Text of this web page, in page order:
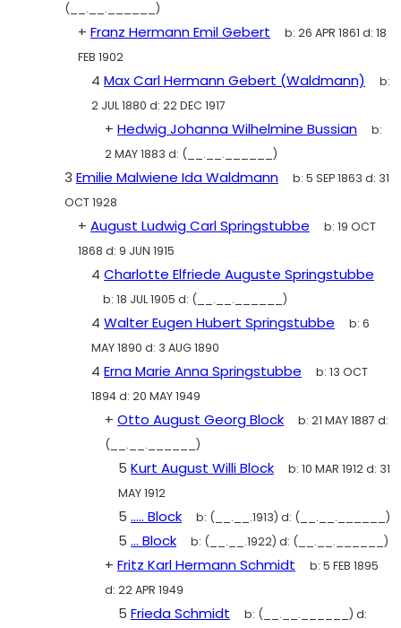
(__.__.______)
+ Franz Hermann Emil Gebert b: 26 APR 1861 d: 18
FEB 1902
4 Max Carl Hermann Gebert (Waldmann)
b:
2 JUL 1880 d: 22 DEC 1917
+ Hedwig Johanna Wilhelmine Bussian
b:
2 MAY 1883 d: (__.__.______)
3 Emilie Malwiene Ida Waldmann b: 5 SEP 1863 d: 31
OCT 1928
+ August Ludwig Carl Springstubbe b: 19 OCT
1868 d: 9 JUN 1915
4 Charlotte Elfriede Auguste Springstubbe
b: 18 JUL 1905 d: (__.__.______)
4 Walter Eugen Hubert Springstubbe b: 6
MAY 1890 d: 3 AUG 1890
4 Erna Marie Anna Springstubbe b: 13 OCT
1894d: 20 MAY 1949
+ Otto August Georg Block b: 21 MAY 1887 d:
(__.__.______)
5 Kurt August Willi Block b: 10 MAR 1912d: 31
MAY 1912
5 ..... Block b: (__.__.1913) d: (__.__.______)
5 ... Block b: (__.__.1922) d: (__.__.______)
+ Fritz Karl Hermann Schmidt b: 5 FEB 1895
d: 22 APR 1949
5 Frieda Schmidt b: (__.__.______) d: